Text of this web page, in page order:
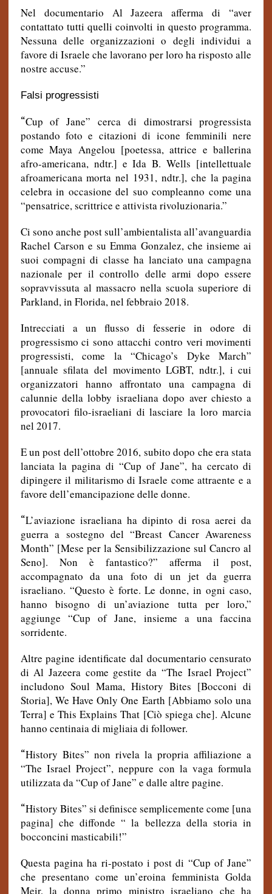
Nel documentario Al Jazeera afferma di “aver
contattato tutti quelli coinvolti in questo programma.
Nessuna delle organizzazioni o degli individui a
favore di Israele che lavorano per loro ha risposto alle
nostre accuse.”
Falsi progressisti
“Cup of Jane” cerca di dimostrarsi progressista
postando foto e citazioni di icone femminili nere
come Maya Angelou [poetessa, attrice e ballerina
afro-americana, ndtr.] e Ida B. Wells [intellettuale
afroamericana morta nel 1931, ndtr.], che la pagina
celebra in occasione del suo compleanno come una
“pensatrice, scrittrice e attivista rivoluzionaria.”
Ci sono anche post sull’ambientalista all’avanguardia
Rachel Carson e su Emma Gonzalez, che insieme ai
suoi compagni di classe ha lanciato una campagna
nazionale per il controllo delle armi dopo essere
sopravvissuta al massacro nella scuola superiore di
Parkland, in Florida, nel febbraio 2018.
Intrecciati a un flusso di fesserie in odore di
progressismo ci sono attacchi contro veri movimenti
progressisti, come la “Chicago’s Dyke March”
[annuale sfilata del movimento LGBT, ndtr.], i cui
organizzatori hanno affrontato una campagna di
calunnie della lobby israeliana dopo aver chiesto a
provocatori filo-israeliani di lasciare la loro marcia
nel 2017.
E un post dell’ottobre 2016, subito dopo che era stata
lanciata la pagina di “Cup of Jane”, ha cercato di
dipingere il militarismo di Israele come attraente e a
favore dell’emancipazione delle donne.
“L’aviazione israeliana ha dipinto di rosa aerei da
guerra a sostegno del “Breast Cancer Awareness
Month” [Mese per la Sensibilizzazione sul Cancro al
Seno]. Non è fantastico?” afferma il post,
accompagnato da una foto di un jet da guerra
israeliano. “Questo è forte. Le donne, in ogni caso,
hanno bisogno di un’aviazione tutta per loro,”
aggiunge “Cup of Jane, insieme a una faccina
sorridente.
Altre pagine identificate dal documentario censurato
di Al Jazeera come gestite da “The Israel Project”
includono Soul Mama, History Bites [Bocconi di
Storia], We Have Only One Earth [Abbiamo solo una
Terra] e This Explains That [Ciò spiega che]. Alcune
hanno centinaia di migliaia di follower.
“History Bites” non rivela la propria affiliazione a
“The Israel Project”, neppure con la vaga formula
utilizzata da “Cup of Jane” e dalle altre pagine.
“History Bites” si definisce semplicemente come [una
pagina] che diffonde “ la bellezza della storia in
bocconcini masticabili!”
Questa pagina ha ri-postato i post di “Cup of Jane”
che presentano come un’eroina femminista Golda
Meir, la donna primo ministro israeliano che ha